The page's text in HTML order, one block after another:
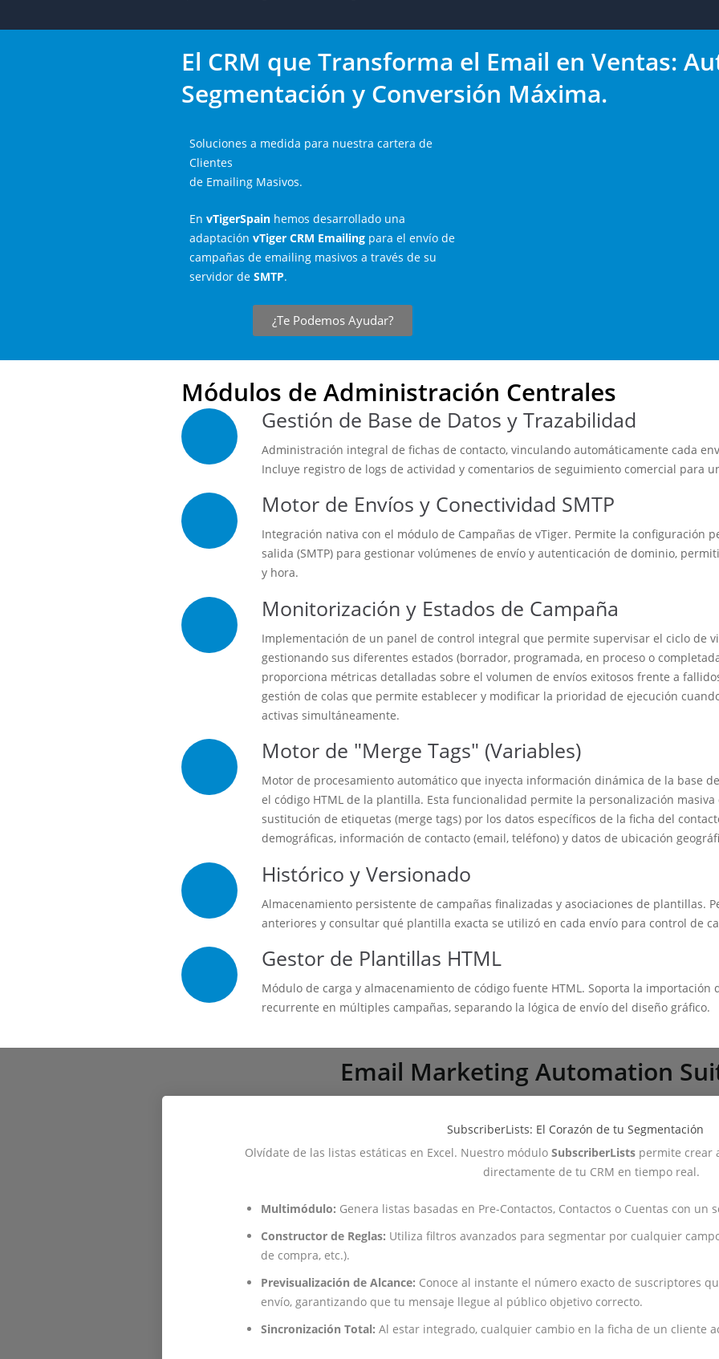
El CRM que Transforma el Email en Ventas:
Segmentación y Conversión Máxima.
Soluciones a medida para nuestra cartera de
Clientes
de Emailing Masivos.
En vTigerSpain hemos desarrollado una
adaptación vTiger CRM Emailing para el envío de
campañas de emailing masivos a través de su
servidor de SMTP.
¿Te Podemos Ayudar?
Módulos de Administración Centrales
Gestión de Base de Datos y Trazabilidad
Administración integral de fichas de contacto, vinculando automáticamente cada
Incluye registro de logs de actividad y comentarios de seguimiento comercial para
Motor de Envíos y Conectividad SMTP
Integración nativa con el módulo de Campañas de vTiger. Permite la configuración
salida (SMTP) para gestionar volúmenes de envío y autenticación de dominio,
y hora.
Monitorización y Estados de Campaña
Implementación de un panel de control integral que permite supervisar el ciclo de
gestionando sus diferentes estados (borrador, programada, en proceso o
proporciona métricas detalladas sobre el volumen de envíos exitosos frente a
gestión de colas que permite establecer y modificar la prioridad de ejecución
activas simultáneamente.
Motor de "Merge Tags" (Variables)
Motor de procesamiento automático que inyecta información dinámica de la base
el código HTML de la plantilla. Esta funcionalidad permite la personalización
sustitución de etiquetas (merge tags) por los datos específicos de la ficha del
demográficas, información de contacto (email, teléfono) y datos de ubicación
Histórico y Versionado
Almacenamiento persistente de campañas finalizadas y asociaciones de plantillas.
anteriores y consultar qué plantilla exacta se utilizó en cada envío para control de
Gestor de Plantillas HTML
Módulo de carga y almacenamiento de código fuente HTML. Soporta la importación
recurrente en múltiples campañas, separando la lógica de envío del diseño gráfico.
Email Marketing Automation
SubscriberLists: El Corazón de tu Segmentación
Olvídate de las listas estáticas en Excel. Nuestro módulo SubscriberLists permite crear
directamente de tu CRM en tiempo real.
Multimódulo: Genera listas basadas en Pre-Contactos, Contactos o Cuentas con un
Constructor de Reglas: Utiliza filtros avanzados para segmentar por cualquier
de compra, etc.).
Previsualización de Alcance: Conoce al instante el número exacto de suscriptores
envío, garantizando que tu mensaje llegue al público objetivo correcto.
Sincronización Total: Al estar integrado, cualquier cambio en la ficha de un cliente